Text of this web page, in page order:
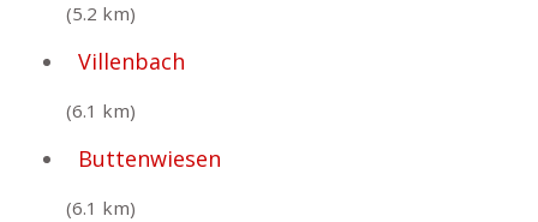
(5.2 km)
Villenbach
(6.1 km)
Buttenwiesen
(6.1 km)